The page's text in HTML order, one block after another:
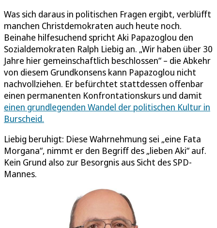
Was sich daraus in politischen Fragen ergibt, verblüfft
manchen Christdemokraten auch heute noch.
Beinahe hilfesuchend spricht Aki Papazoglou den
Sozialdemokraten Ralph Liebig an. „Wir haben über 30
Jahre hier gemeinschaftlich beschlossen“ – die Abkehr
von diesem Grundkonsens kann Papazoglou nicht
nachvollziehen. Er befürchtet stattdessen offenbar
einen permanenten Konfrontationskurs und damit
einen grundlegenden Wandel der politischen Kultur in
Burscheid.
Liebig beruhigt: Diese Wahrnehmung sei „eine Fata
Morgana“, nimmt er den Begriff des „lieben Aki“ auf.
Kein Grund also zur Besorgnis aus Sicht des SPD-
Mannes.